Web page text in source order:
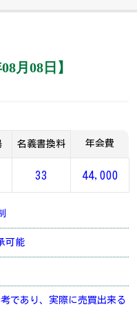
月08日】
名義書換料 年会費
33 44,000
可能
であり、実際に売買出来る